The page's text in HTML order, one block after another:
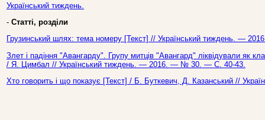
Український тиждень.
- Статті, розділи
Грузинський шлях: тема номеру [Текст] // Український тиждень. —
Злет і падіння "Авангарду". Групу митців "Авангард" ліквідували як
/ Я. Цимбал // Український тиждень. — 2016. — № 30. — С. 40-43.
Хто говорить і що показує [Текст] / Б. Буткевич, Д. Казанський //